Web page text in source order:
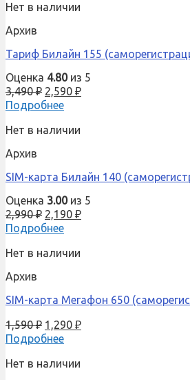
Нет в наличии
Архив
Тариф Билайн 155
Оценка 4.80из 5
3,490₽ 2,590 ₽
Подробнее
Нет в наличии
Архив
SIM-карта Билайн 140
Оценка 3.00из 5
2,990₽ 2,190 ₽
Подробнее
Нет в наличии
Архив
SIM-карта Мегафон 650
1,590₽ 1,290 ₽
Подробнее
Нет в наличии